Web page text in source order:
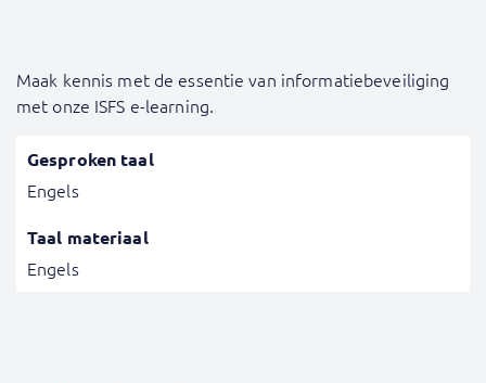
Maak kennis met de essentie van informatiebeveiliging
met onze ISFS e-learning.
Gesproken taal
Engels
Taal materiaal
Engels